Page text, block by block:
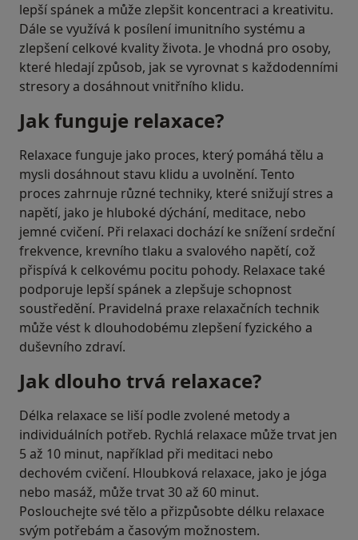
lepší spánek a může zlepšit koncentraci a kreativitu.
Dále se využívá k posílení imunitního systému a
zlepšení celkové kvality života. Je vhodná pro osoby,
které hledají způsob, jak se vyrovnat s každodenními
stresory a dosáhnout vnitřního klidu.
Jak funguje relaxace?
Relaxace funguje jako proces, který pomáhá tělu a
mysli dosáhnout stavu klidu a uvolnění. Tento
proces zahrnuje různé techniky, které snižují stres a
napětí, jako je hluboké dýchání, meditace, nebo
jemné cvičení. Při relaxaci dochází ke snížení srdeční
frekvence, krevního tlaku a svalového napětí, což
přispívá k celkovému pocitu pohody. Relaxace také
podporuje lepší spánek a zlepšuje schopnost
soustředění. Pravidelná praxe relaxačních technik
může vést k dlouhodobému zlepšení fyzického a
duševního zdraví.
Jak dlouho trvá relaxace?
Délka relaxace se liší podle zvolené metody a
individuálních potřeb. Rychlá relaxace může trvat jen
5 až 10 minut, například při meditaci nebo
dechovém cvičení. Hloubková relaxace, jako je jóga
nebo masáž, může trvat 30 až 60 minut.
Poslouchejte své tělo a přizpůsobte délku relaxace
svým potřebám a časovým možnostem.